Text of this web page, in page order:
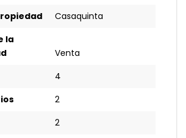
Casaquinta
la
Venta
4
2
2